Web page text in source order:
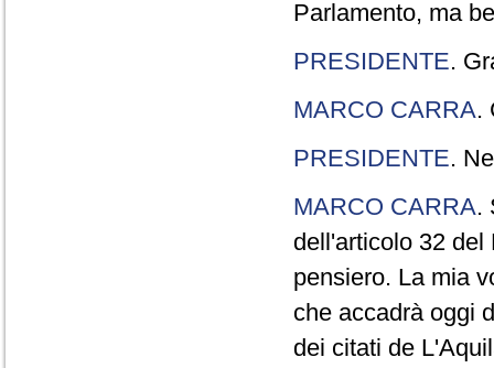
Parlamento, ma
PRESIDENTE.
MARCO CARRA.
PRESIDENTE.
MARCO CARRA.
dell'articolo 32 del
pensiero. La mia
che accadrà oggi
dei citati de